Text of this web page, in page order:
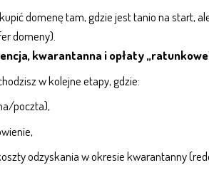
domenę tam, gdzie jest tanio na start,
domeny).
kwarantanna i opłaty „ratunkowe
w kolejne etapy, gdzie:
/poczta),
odzyskania w okresie kwarantanny